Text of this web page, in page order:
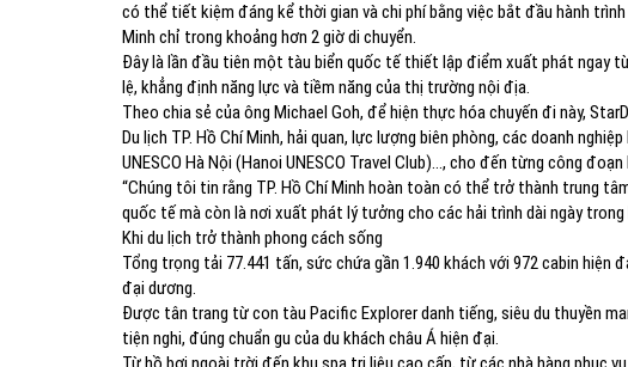
có thể tiết kiệm đáng kể thời gian và chi phí bằng việc bắt đầu hành
Minh chỉ trong khoảng hơn 2 giờ di chuyển.
Đây là lần đầu tiên một tàu biển quốc tế thiết lập điểm xuất phát ngay
lệ, khẳng định năng lực và tiềm năng của thị trường nội địa.
Theo chia sẻ của ông Michael Goh, để hiện thực hóa chuyến đi này,
Du lịch TP. Hồ Chí Minh, hải quan, lực lượng biên phòng, các doanh
UNESCO Hà Nội (Hanoi UNESCO Travel Club)…, cho đến từng công
“Chúng tôi tin rằng TP. Hồ Chí Minh hoàn toàn có thể trở thành trung
quốc tế mà còn là nơi xuất phát lý tưởng cho các hải trình dài ngày trong
Khi du lịch trở thành phong cách sống
Tổng trọng tải 77.441 tấn, sức chứa gần 1.940 khách với 972 cabin hiện
đại dương.
Được tân trang từ con tàu Pacific Explorer danh tiếng, siêu du thuyền
tiện nghi, đúng chuẩn gu của du khách châu Á hiện đại.